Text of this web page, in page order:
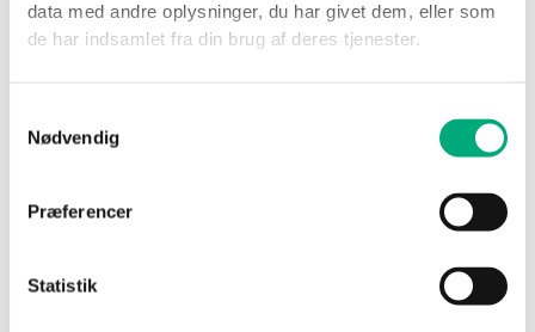
data med andre oplysninger, du har givet dem, eller som
de har indsamlet fra din brug af deres tjenester.
Nødvendig
Præferencer
Statistik
Vigtigt!
Alle produkter der sendes til reparation, skal være renset
forsvarligt og at alle forsendelser skal indeholde kopi af